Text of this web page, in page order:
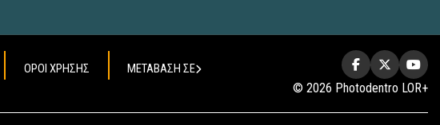
ΟΡΟΙ ΧΡΗΣΗΣ ΜΕΤΑΒΑΣΗ ΣΕ
© 2026 Photodentro LOR+